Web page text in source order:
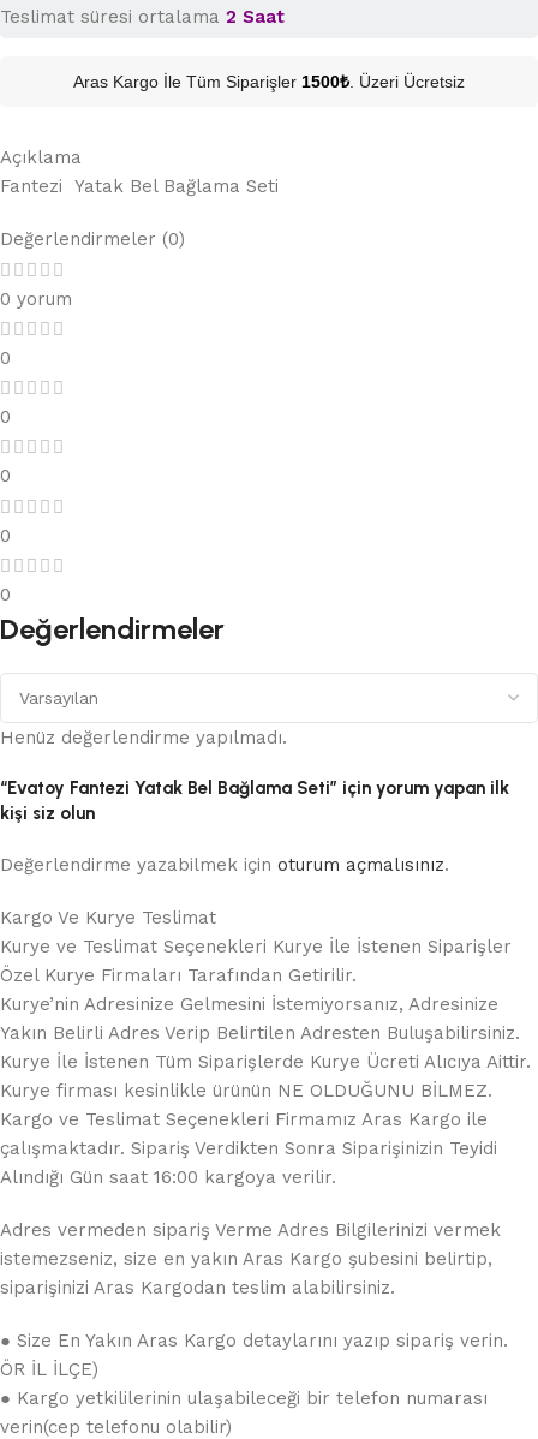
Teslimat süresi ortalama 2 Saat
Aras Kargo İle Tüm Siparişler 1500₺. Üzeri Ücretsiz
Açıklama
Fantezi Yatak Bel Bağlama Seti
Değerlendirmeler (0)
0 yorum
0
0
0
0
0
Değerlendirmeler
Henüz değerlendirme yapılmadı.
“Evatoy Fantezi Yatak Bel Bağlama Seti” için yorum yapan ilk
kişi siz olun
Değerlendirme yazabilmek için oturum açmalısınız.
Kargo Ve Kurye Teslimat
Kurye ve Teslimat Seçenekleri Kurye İle İstenen Siparişler
Özel Kurye Firmaları Tarafından Getirilir.
Kurye’nin Adresinize Gelmesini İstemiyorsanız, Adresinize
Yakın Belirli Adres Verip Belirtilen Adresten Buluşabilirsiniz.
Kurye İle İstenen Tüm Siparişlerde Kurye Ücreti Alıcıya Aittir.
Kurye firması kesinlikle ürünün NE OLDUĞUNU BİLMEZ.
Kargo ve Teslimat Seçenekleri Firmamız Aras Kargo ile
çalışmaktadır. Sipariş Verdikten Sonra Siparişinizin Teyidi
Alındığı Gün saat 16:00 kargoya verilir.
Adres vermeden sipariş Verme Adres Bilgilerinizi vermek
istemezseniz, size en yakın Aras Kargo şubesini belirtip,
siparişinizi Aras Kargodan teslim alabilirsiniz.
● Size En Yakın Aras Kargo detaylarını yazıp sipariş verin.
ÖR İL İLÇE)
● Kargo yetkililerinin ulaşabileceği bir telefon numarası
verin(cep telefonu olabilir)